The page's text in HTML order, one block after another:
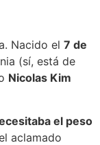
Nacido el 7 de
(sí, está de
Nicolas Kim
el peso
aclamado